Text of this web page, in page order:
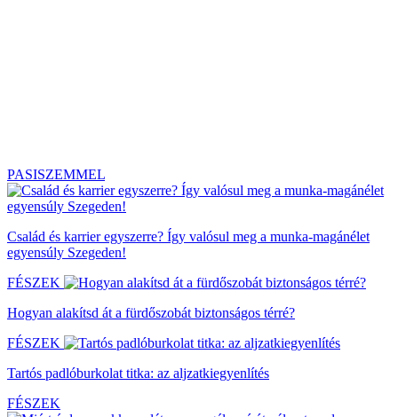
PASISZEMMEL
Család és karrier egyszerre? Így valósul meg a munka-magánélet
egyensúly Szegeden!
FÉSZEK
Hogyan alakítsd át a fürdőszobát biztonságos térré?
FÉSZEK
Tartós padlóburkolat titka: az aljzatkiegyenlítés
FÉSZEK